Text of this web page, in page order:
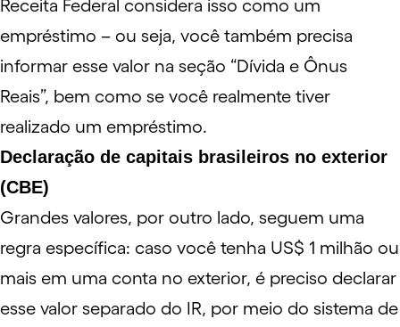
Receita Federal considera isso como um
empréstimo – ou seja, você também precisa
informar esse valor na seção “Dívida e Ônus
Reais”, bem como se você realmente tiver
realizado um empréstimo.
Declaração de capitais brasileiros no exterior
(CBE)
Grandes valores, por outro lado, seguem uma
regra específica: caso você tenha US$ 1 milhão ou
mais em uma conta no exterior, é preciso declarar
esse valor separado do IR, por meio do sistema de